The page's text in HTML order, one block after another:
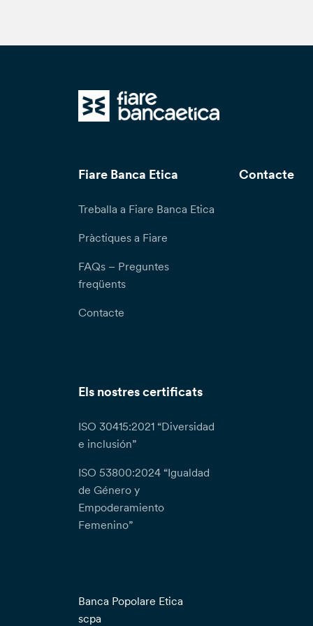
Fiare Banca Etica
Treballa a Fiare Banca Etica
Pràctiques a Fiare
FAQs – Preguntes
freqüents
Contacte
Contacte
Els nostres certificats
ISO 30415:2021 “Diversidad
e inclusión”
ISO 53800:2024 “Igualdad
de Género y
Empoderamiento
Femenino”
Banca Popolare Etica
scpa